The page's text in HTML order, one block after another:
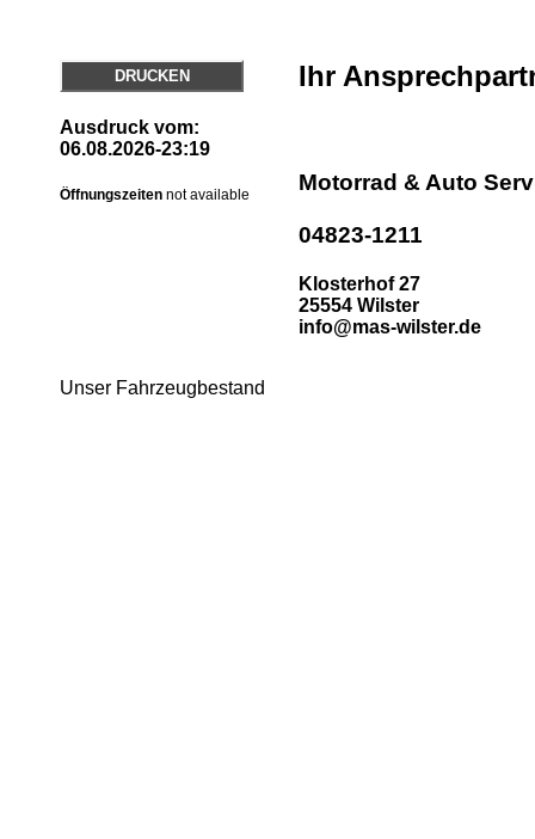
DRUCKEN
Ausdruck vom:
06.08.2026-23:19
Öffnungszeiten not available
Ihr
Motorrad & Auto
04823-1211
Klosterhof 27
25554 Wilster
info@mas-wilster.de
Unser Fahrzeugbestand